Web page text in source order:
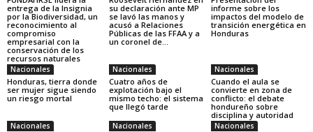
entrega de la Insignia
por la Biodiversidad, un
reconocimiento al
compromiso
empresarial con la
conservación de los
recursos naturales
su declaración ante MP
se lavó las manos y
acusó a Relaciones
Públicas de las FFAA y a
un coronel de...
informe sobre los
impactos del modelo de
transición energética en
Honduras
Nacionales
Honduras, tierra donde
ser mujer sigue siendo
un riesgo mortal
Nacionales
Cuatro años de
explotación bajo el
mismo techo: el sistema
que llegó tarde
Nacionales
Cuando el aula se
convierte en zona de
conflicto: el debate
hondureño sobre
disciplina y autoridad
Nacionales Nacionales Nacionales